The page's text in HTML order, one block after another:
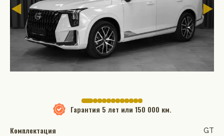
Гарантия 5 лет или 150 000 км.
Комплектация
GT